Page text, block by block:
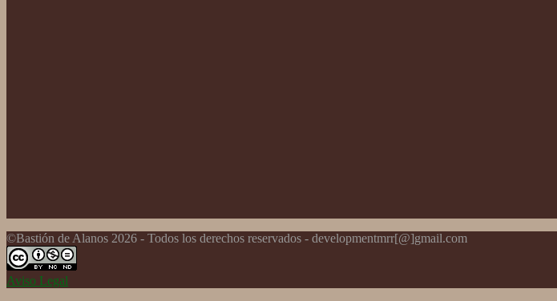
©Bastión de Alanos 2026 - Todos los derechos reservados - developmentmrr[@]gmail.com
Aviso Legal